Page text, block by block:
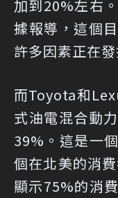
加到20%左右
據報導，這個
許多因素正在發
而Toyota和
式油電混合動
39%。這是一
個在北美的消
顯示75%的消